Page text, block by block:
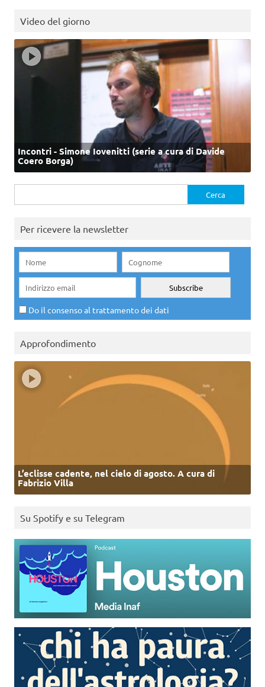
Video del giorno
Incontri - Simone Iovenitti (serie a cura di Davide
Coero Borga)
per:
Per ricevere la newsletter
Do il consenso al trattamento dei dati
Approfondimento
L’eclisse cadente, nel cielo di agosto. A cura di
Fabrizio Villa
Su Spotify e su Telegram